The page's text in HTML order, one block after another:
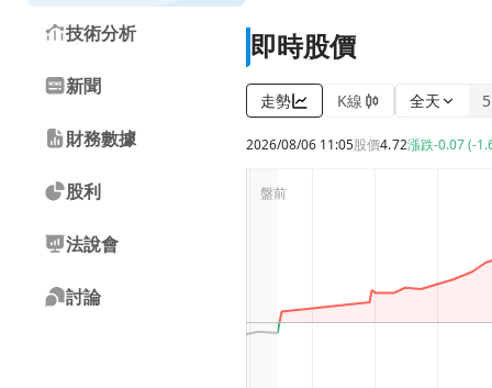
技術分析
新聞
財務數據
股利
法說會
討論
即時股價
走勢 K線 全天
2026/08/06 11:05股價4.72漲跌-0.07 (-